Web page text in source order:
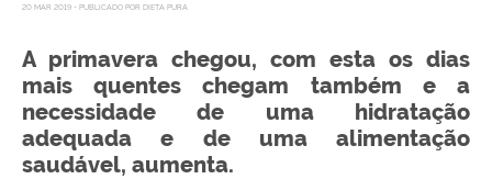
20 MAR 2019 - PUBLICADO POR DIETA PURA
A primavera chegou, com esta os dias
mais quentes chegam também e a
necessidade de uma hidratação
adequada e de uma alimentação
saudável, aumenta.